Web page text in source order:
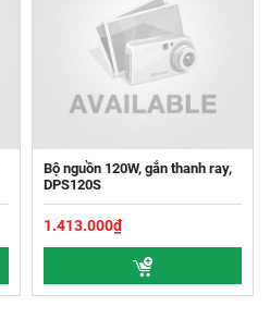
Bộ nguồn 120W, gắn thanh ray,
DPS120S
1.413.000₫